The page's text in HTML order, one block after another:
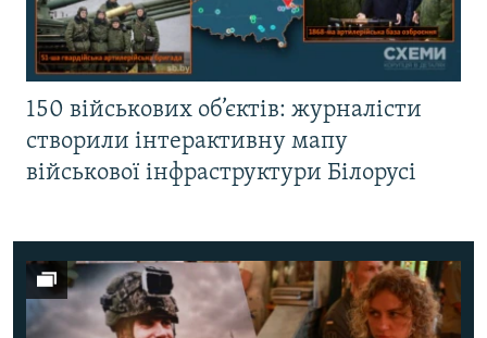
150 військових об’єктів: журналісти
створили інтерактивну мапу
військової інфраструктури Білорусі